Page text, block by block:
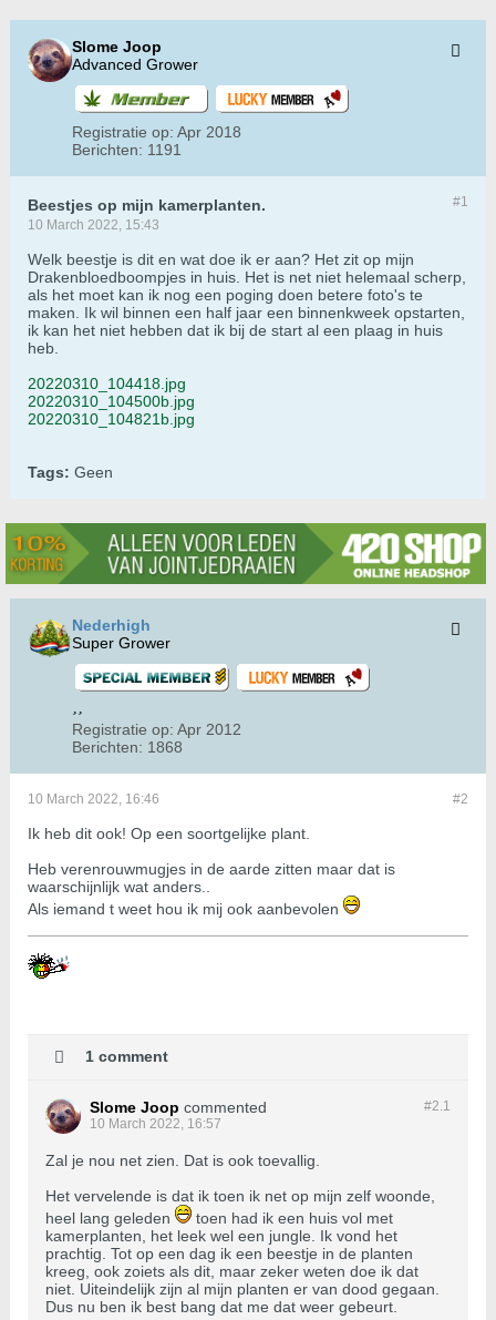
Slome Joop
Advanced Grower
Registratie op: Apr 2018
Berichten: 1191
#1
Beestjes op mijn kamerplanten.
10 March 2022, 15:43
Welk beestje is dit en wat doe ik er aan? Het zit op mijn
Drakenbloedboompjes in huis. Het is net niet helemaal scherp,
als het moet kan ik nog een poging doen betere foto's te
maken. Ik wil binnen een half jaar een binnenkweek opstarten,
ik kan het niet hebben dat ik bij de start al een plaag in huis
heb.
20220310_104418.jpg
20220310_104500b.jpg
20220310_104821b.jpg
Tags: Geen
Nederhigh
Super Grower
Registratie op: Apr 2012
Berichten: 1868
#2
10 March 2022, 16:46
Ik heb dit ook! Op een soortgelijke plant.
Heb verenrouwmugjes in de aarde zitten maar dat is
waarschijnlijk wat anders..
Als iemand t weet hou ik mij ook aanbevolen
1 comment
#2.1
Slome Joop commented
10 March 2022, 16:57
Zal je nou net zien. Dat is ook toevallig.
Het vervelende is dat ik toen ik net op mijn zelf woonde,
heel lang geleden
toen had ik een huis vol met
kamerplanten, het leek wel een jungle. Ik vond het
prachtig. Tot op een dag ik een beestje in de planten
kreeg, ook zoiets als dit, maar zeker weten doe ik dat
niet. Uiteindelijk zijn al mijn planten er van dood gegaan.
Dus nu ben ik best bang dat me dat weer gebeurt.